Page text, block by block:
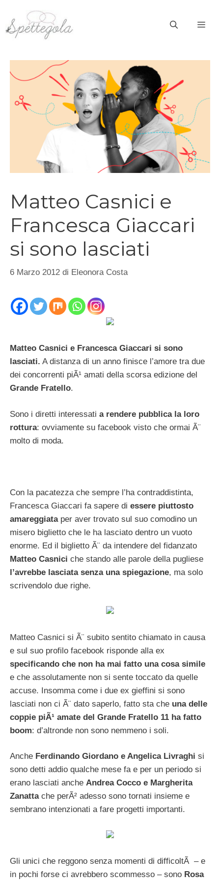
contenuto
Matteo Casnici e
Francesca Giaccari
si sono lasciati
6 Marzo 2012 di Eleonora Costa
Matteo Casnici e Francesca Giaccari si sono
lasciati. A distanza di un anno finisce l’amore tra due
dei concorrenti piÃ¹ amati della scorsa edizione del
Grande Fratello.
Sono i diretti interessati a rendere pubblica la loro
rottura: ovviamente su facebook visto che ormai Ã¨
molto di moda.
Con la pacatezza che sempre l’ha contraddistinta,
Francesca Giaccari fa sapere di essere piuttosto
amareggiataper aver trovato sul suo comodino un
misero biglietto che le ha lasciato dentro un vuoto
enorme. Ed il biglietto Ã¨ da intendere del fidanzato
Matteo Casnici che stando alle parole della pugliese
l’avrebbe lasciata senza una spiegazione, ma solo
scrivendolo due righe.
Matteo Casnici si Ã¨ subito sentito chiamato in causa
e sul suo profilo facebook risponde alla ex
specificando che non ha mai fatto una cosa simile
e che assolutamente non si sente toccato da quelle
accuse. Insomma come i due ex gieffini si sono
lasciati non ci Ã¨ dato saperlo, fatto sta che una delle
coppie piÃ¹ amate del Grande Fratello 11 ha fatto
boom: d’altronde non sono nemmeno i soli.
Anche Ferdinando Giordano e Angelica Livraghi si
sono detti addio qualche mese fa e per un periodo si
erano lasciati anche Andrea Cocco e Margherita
Zanatta che perÃ² adesso sono tornati insieme e
sembrano intenzionati a fare progetti importanti.
Gli unici che reggono senza momenti di difficoltÃ – e
in pochi forse ci avrebbero scommesso – sono Rosa